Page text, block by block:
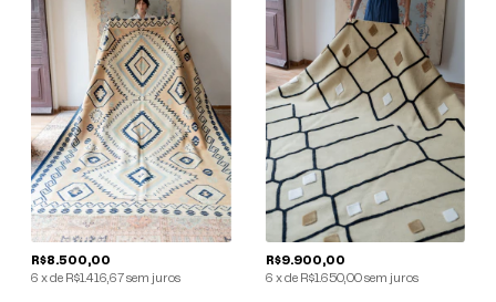
R$8.500,00
6 x de R$1.416,67 sem juros
R$9.900,00
6 x de R$1.650,00 sem juros